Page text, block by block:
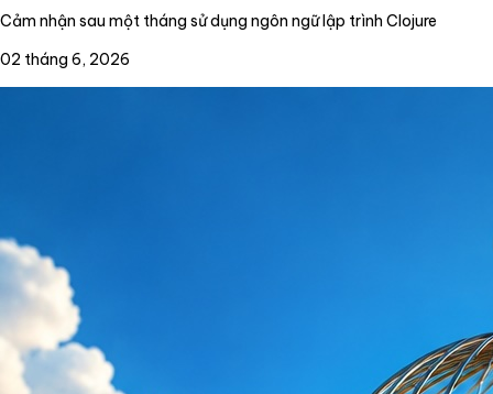
Cảm nhận sau một tháng sử dụng ngôn ngữ lập trình Clojure
02 tháng 6, 2026